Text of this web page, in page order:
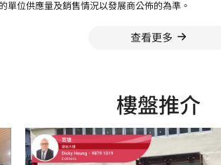
單位供應量及銷售情況以發展商公佈的為準。
查看更多
樓盤推介